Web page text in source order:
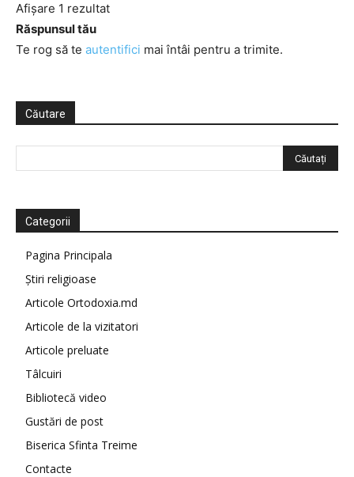
Afișare 1 rezultat
Răspunsul tău
Te rog să te autentifici mai întâi pentru a trimite.
Căutare
Categorii
Pagina Principala
Știri religioase
Articole Ortodoxia.md
Articole de la vizitatori
Articole preluate
Tâlcuiri
Bibliotecă video
Gustări de post
Biserica Sfinta Treime
Contacte